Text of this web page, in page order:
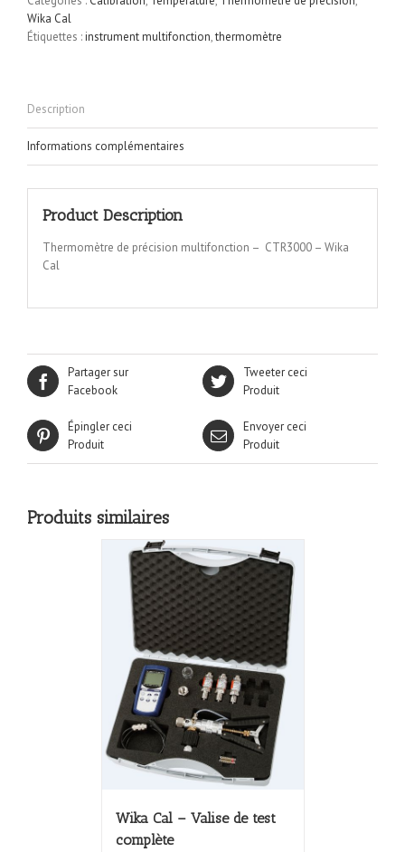
Wika Cal
Étiquettes :instrument multifonction,thermomètre
Description
Informations complémentaires
Product Description
Thermomètre de précision multifonction – CTR3000 – Wika
Cal
Partager sur
Facebook
Tweeter ceci
Produit
Épingler ceci
Produit
Envoyer ceci
Produit
Produits similaires
Wika Cal – Valise de test
complète